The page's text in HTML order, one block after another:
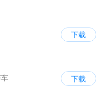
下载
下载